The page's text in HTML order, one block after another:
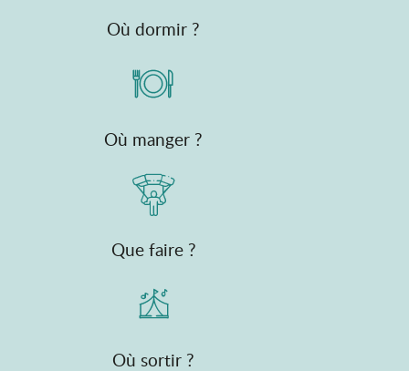
Où dormir ?
Où manger ?
Que faire ?
Où sortir ?